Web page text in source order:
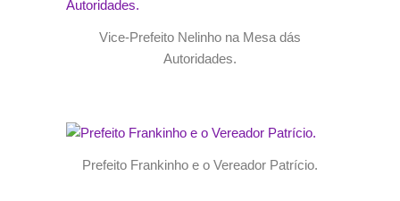
Vice-Prefeito Nelinho na Mesa dás
Autoridades.
Prefeito Frankinho e o Vereador Patrício.